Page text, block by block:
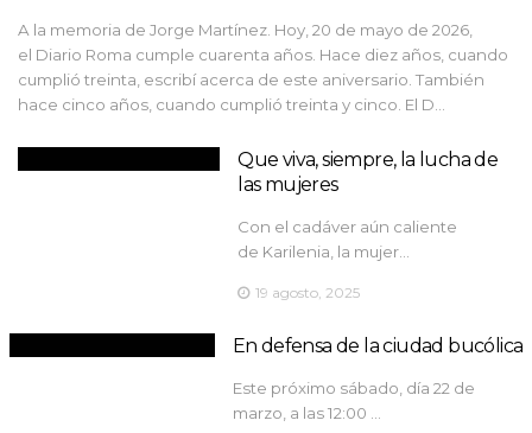
A la memoria de Jorge Martínez. Hoy, 20 de mayo de 2026,
el Diario Roma cumple cuarenta años. Hace diez años, cuando
cumplió treinta, escribí acerca de este aniversario. También
hace cinco años, cuando cumplió treinta y cinco. El D…
Que viva, siempre, la lucha de
las mujeres
Con el cadáver aún caliente
de Karilenia, la mujer…
19 agosto, 2025
En defensa de la ciudad bucólica
Este próximo sábado, día 22 de
marzo, a las 12:00 …